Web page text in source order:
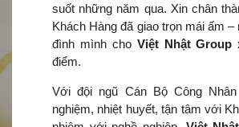
suốt những năm qua. Xin chân
Khách Hàng đã giao trọn mái ấm –
đình mình cho Việt Nhật Group
điểm.
Với đội ngũ Cán Bộ Công
nghiệm, nhiệt huyết, tận tâm với